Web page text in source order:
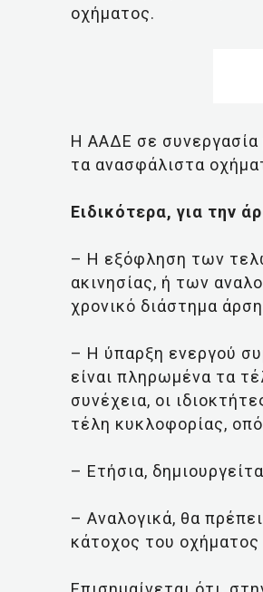
οχήματος.
Η ΑΑΔΕ σε συνεργασία
τα ανασφάλιστα
Ειδικότερα, για την
– Η εξόφληση των
ακινησίας, ή των
χρονικό διάστημα
– Η ύπαρξη ενεργού
είναι πληρωμένα τα
συνέχεια, οι
τέλη κυκλοφορίας,
– Ετήσια,
– Αναλογικά, θα
κάτοχος του οχήματος